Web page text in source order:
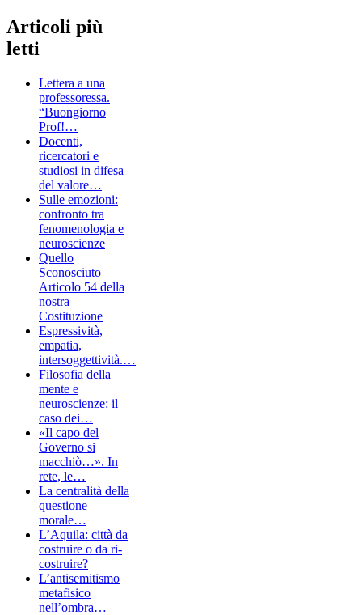
Articoli più
letti
Lettera a una
professoressa.
“Buongiorno
Prof!…
Docenti,
ricercatori e
studiosi in difesa
del valore…
Sulle emozioni:
confronto tra
fenomenologia e
neuroscienze
Quello
Sconosciuto
Articolo 54 della
nostra
Costituzione
Espressività,
empatia,
intersoggettività.…
Filosofia della
mente e
neuroscienze: il
caso dei…
«Il capo del
Governo si
macchiò…». In
rete, le…
La centralità della
questione
morale…
L’Aquila: città da
costruire o da ri-
costruire?
L’antisemitismo
metafisico
nell’ombra…